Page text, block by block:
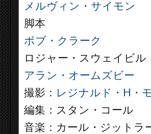
メルヴィン・サイモン
脚本
ボブ・クラーク
ロジャー・スウェイビル
アラン・オームズビー
撮影： レジナルド・H・
編集：スタン・コール
音楽：カール・ジットラ